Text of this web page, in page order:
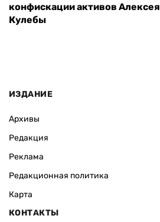
конфискации активов Алексея
Кулебы
ИЗДАНИЕ
Архивы
Редакция
Реклама
Редакционная политика
Карта
КОНТАКТЫ